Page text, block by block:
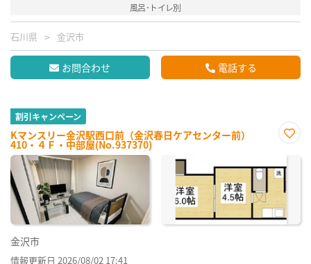
風呂･トイレ別
石川県 金沢市
お問合わせ 電話する
割引キャンペーン
Kマンスリー金沢駅西口前（金沢春日ケアセンター前）
410・４Ｆ・中部屋(No.937370)
に入
り登
録
金沢市
情報更新日 2026/08/02 17:41